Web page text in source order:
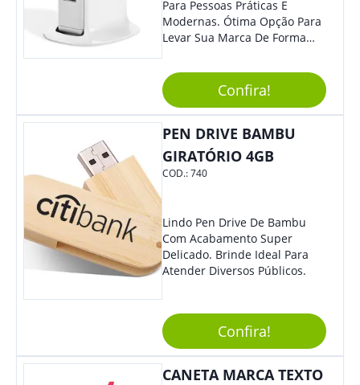
Para Pessoas Práticas E
Modernas. Ótima Opção Para
Levar Sua Marca De Forma
Sua Empresa Em Eventos,
Reuniões Corporativas Ou Até
Mesmo Para Presentear
Colaboradores E Parceiros De
Sua Empresa.
Confira!
PEN DRIVE BAMBU
GIRATÓRIO 4GB
COD.:740
Lindo Pen Drive De Bambu
Com Acabamento Super
Delicado. Brinde Ideal Para
Atender Diversos Públicos.
Confira!
CANETA MARCA TEXTO